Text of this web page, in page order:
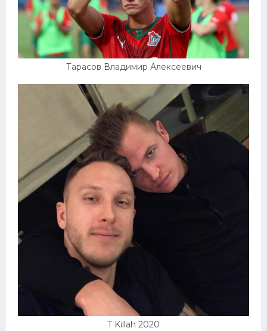
Тарасов Владимир Алексеевич
T Killah 2020